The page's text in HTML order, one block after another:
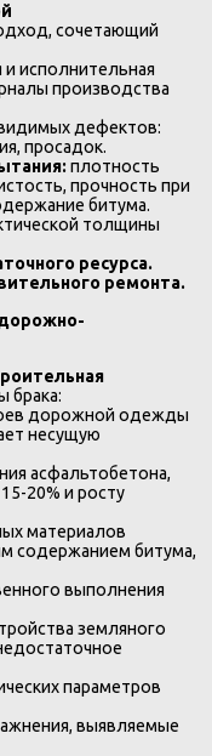
сочетающий
и исполнительная
производства
дефектов:
просадок.
плотность
прочность при
битума.
толщины
ресурса.
ремонта.
брака:
дорожной одежды
несущую
асфальтобетона,
20% и росту
материалов
содержанием битума,
выполнения
земляного
параметров
выявляемые